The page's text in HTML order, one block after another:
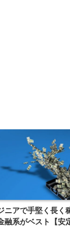
ニアで手堅く長く
融系がベスト【安